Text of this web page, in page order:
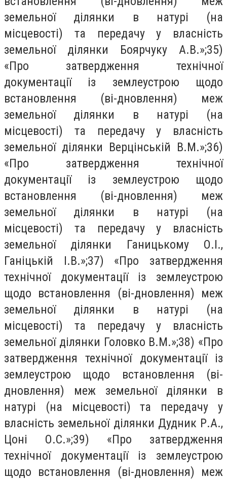
земельної ділянки в натурі (на
місцевості) та передачу у власність
земельної ділянки Боярчуку А.В.»;35)
«Про затвердження технічної
документації із землеустрою щодо
встановлення (ві-дновлення) меж
земельної ділянки в натурі (на
місцевості) та передачу у власність
земельної ділянки Верцінській В.М.»;36)
«Про затвердження технічної
документації із землеустрою щодо
встановлення (ві-дновлення) меж
земельної ділянки в натурі (на
місцевості) та передачу у власність
земельної ділянки Ганицькому О.І.,
Ганіцькій І.В.»;37) «Про затвердження
технічної документації із землеустрою
щодо встановлення (ві-дновлення) меж
земельної ділянки в натурі (на
місцевості) та передачу у власність
земельної ділянки Головко В.М.»;38) «Про
затвердження технічної документації із
землеустрою щодо встановлення (ві-
дновлення) меж земельної ділянки в
натурі (на місцевості) та передачу у
власність земельної ділянки Дудник Р.А.,
Цоні О.С.»;39) «Про затвердження
технічної документації із землеустрою
щодо встановлення (ві-дновлення) меж